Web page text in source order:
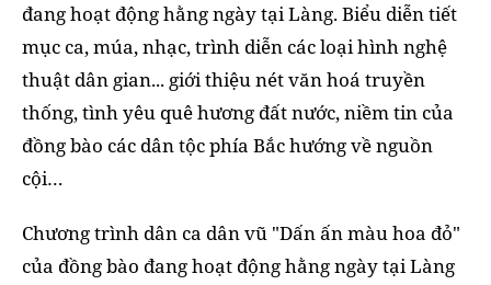
đang hoạt động hằng ngày tại Làng. Biểu diễn tiết
mục ca, múa, nhạc, trình diễn các loại hình nghệ
thuật dân gian... giới thiệu nét văn hoá truyền
thống, tình yêu quê hương đất nước, niềm tin của
đồng bào các dân tộc phía Bắc hướng về nguồn
cội…
Chương trình dân ca dân vũ "Dấn ấn màu hoa đỏ"
của đồng bào đang hoạt động hằng ngày tại Làng